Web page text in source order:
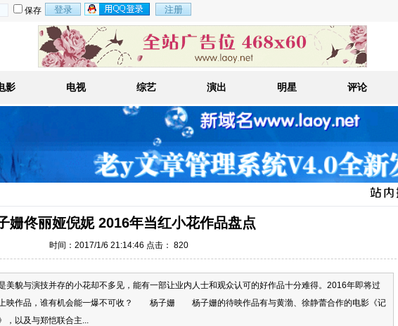
保存
影 电视 综艺 演出 明星 评论
姗佟丽娅倪妮 2016年当红小花作品盘点
时间：2017/1/6 21:14:46 点击： 820
美貌与演技并存的小花却不多见，能有一部让业内人士和观众认可的好作品十分难得。2016年即将过
上映作品，谁有机会能一爆不可收？ 杨子姗 杨子姗的待映作品有与黄渤、徐静蕾合作的电影《记
，以及与郑恺联合主...